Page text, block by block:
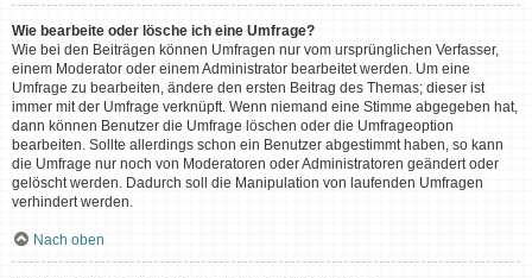
Wie bearbeite oder lösche ich eine Umfrage?
Wie bei den Beiträgen können Umfragen nur vom ursprünglichen Verfasser,
einem Moderator oder einem Administrator bearbeitet werden. Um eine
Umfrage zu bearbeiten, ändere den ersten Beitrag des Themas; dieser ist
immer mit der Umfrage verknüpft. Wenn niemand eine Stimme abgegeben hat,
dann können Benutzer die Umfrage löschen oder die Umfrageoption
bearbeiten. Sollte allerdings schon ein Benutzer abgestimmt haben, so kann
die Umfrage nur noch von Moderatoren oder Administratoren geändert oder
gelöscht werden. Dadurch soll die Manipulation von laufenden Umfragen
verhindert werden.
Nach oben